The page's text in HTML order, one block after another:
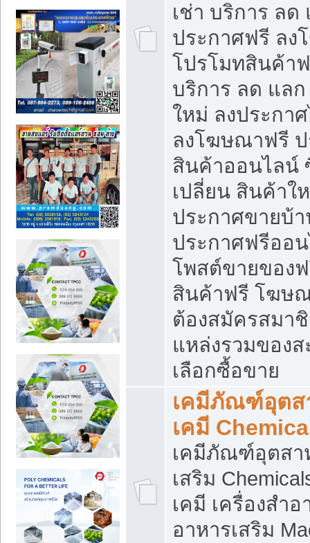
เช่า บริการ ลด
ประกาศฟรี ล
โปรโมทสินค้า
บริการ ลด แล
ใหม่ ลงประกา
ลงโฆษณาฟรี
สินค้าออนไลน์
เปลี่ยน สินค้าใ
ประกาศขายบ้
ประกาศฟรีออ
โพสต์ขายของ
สินค้าฟรี โฆษ
ต้องสมัครสมา
แหล่งรวมของ
เลือกซื้อขาย
เคมีภัณฑ์อุตส
เคมี
เคมีภัณฑ์อุตสา
เสริม
เคมี เครื่องสำ
อาหารเสริม